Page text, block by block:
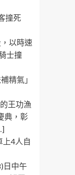
撞死
以時速
士撞
精氣」
王功漁
典，彰
上4人自
日中午